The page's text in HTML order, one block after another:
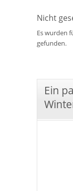
Nicht
Es wurden
gefunden.
Ein